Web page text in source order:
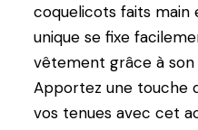
coquelicots faits main
unique se fixe
vêtement grâce à
Apportez une touche
vos tenues avec cet